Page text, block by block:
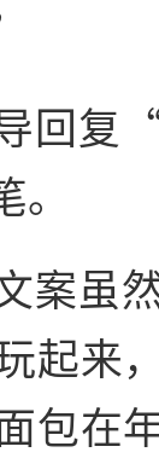
回复
案虽
起来
包在